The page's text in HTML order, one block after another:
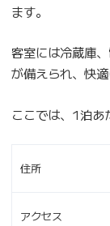
ます。
客室には冷蔵庫
が備えられ、快
ここでは、1泊あ
住所
アクセス